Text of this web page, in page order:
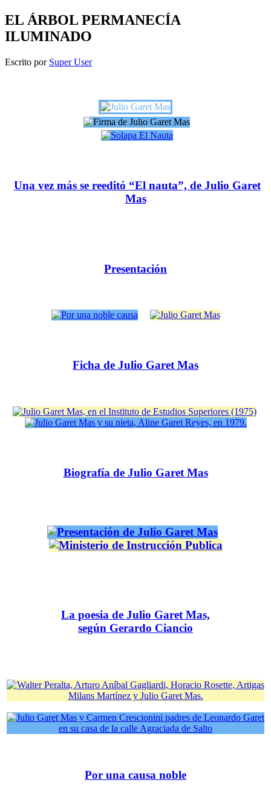
EL ÁRBOL PERMANECÍA
ILUMINADO
Escrito por Super User
Una vez más se reeditó “El nauta”, de Julio Garet
Mas
Presentación
Ficha de Julio Garet Mas
Biografía de Julio Garet Mas
La poesia de Julio Garet Mas,
según Gerardo Ciancio
Por una causa noble